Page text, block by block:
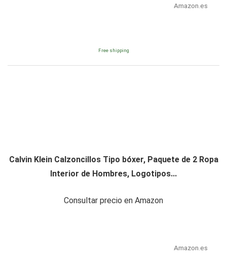
Amazon.es
Free shipping
Calvin Klein Calzoncillos Tipo bóxer, Paquete de 2 Ropa
Interior de Hombres, Logotipos...
Consultar precio en Amazon
Amazon.es